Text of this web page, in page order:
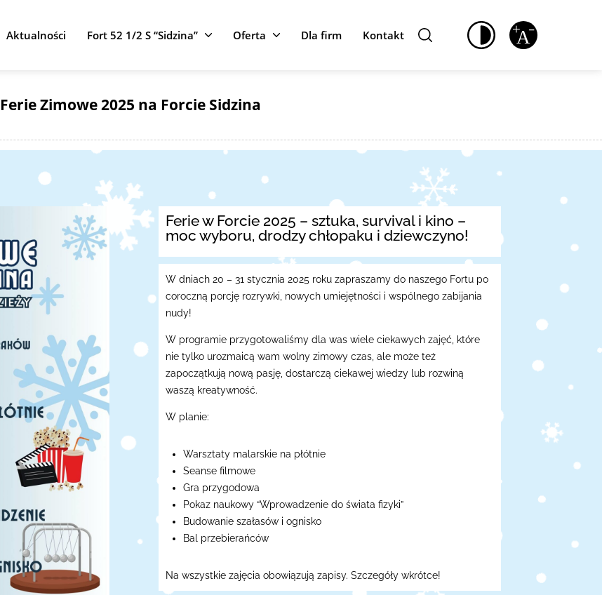
Aktualności Fort 52 1/2 S “Sidzina” Oferta Dla firm Kontakt
Ferie Zimowe 2025 na Forcie Sidzina
Ferie w Forcie 2025 – sztuka, survival i kino –
moc wyboru, drodzy chłopaku i dziewczyno!
W dniach 20 – 31 stycznia 2025 roku zapraszamy do naszego Fortu po
coroczną porcję rozrywki, nowych umiejętności i wspólnego zabijania
nudy!
W programie przygotowaliśmy dla was wiele ciekawych zajęć, które
nie tylko urozmaicą wam wolny zimowy czas, ale może też
zapoczątkują nową pasję, dostarczą ciekawej wiedzy lub rozwiną
waszą kreatywność.
W planie:
Warsztaty malarskie na płótnie
Seanse filmowe
Gra przygodowa
Pokaz naukowy “Wprowadzenie do świata fizyki”
Budowanie szałasów i ognisko
Bal przebierańców
Na wszystkie zajęcia obowiązują zapisy. Szczegóły wkrótce!